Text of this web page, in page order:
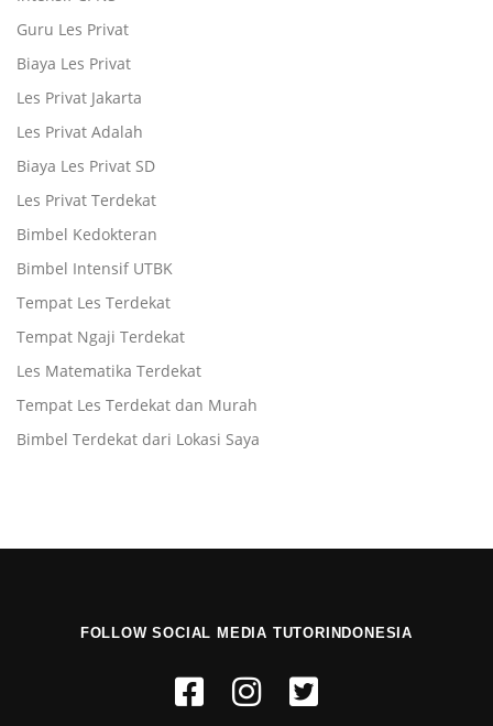
Guru Les Privat
Biaya Les Privat
Les Privat Jakarta
Les Privat Adalah
Biaya Les Privat SD
Les Privat Terdekat
Bimbel Kedokteran
Bimbel Intensif UTBK
Tempat Les Terdekat
Tempat Ngaji Terdekat
Les Matematika Terdekat
Tempat Les Terdekat dan Murah
Bimbel Terdekat dari Lokasi Saya
FOLLOW SOCIAL MEDIA TUTORINDONESIA